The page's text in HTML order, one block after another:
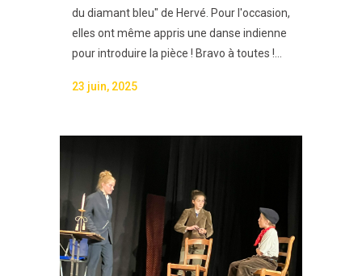
du diamant bleu" de Hervé. Pour l'occasion,
elles ont même appris une danse indienne
pour introduire la pièce ! Bravo à toutes !...
23 juin, 2025